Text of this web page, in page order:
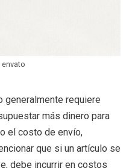
envato
generalmente requiere
más dinero para
el costo de envío,
que si un artículo se
debe incurrir en costos